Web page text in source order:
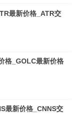
最新价格_ATR交
格_GOLC最新价格
最新价格_CNNS交